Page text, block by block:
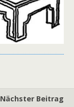
Nächster Beitrag